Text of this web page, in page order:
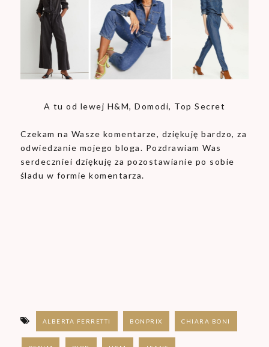
A tu od lewej H&M, Domodi, Top Secret
Czekam na Wasze komentarze, dziękuję bardzo, za
odwiedzanie mojego bloga. Pozdrawiam Was
serdeczniei dziękuję za pozostawianie po sobie
śladu w formie komentarza.
ALBERTA FERRETTI BONPRIX CHIARA BONI